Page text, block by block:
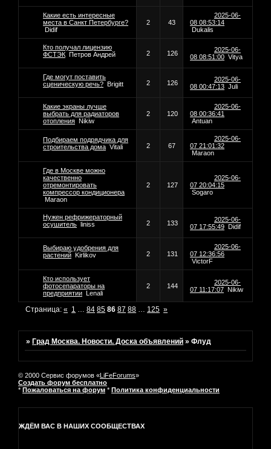
Какие есть интересные
места в Санкт Петербурге?
Didif
2 43
2025-06-
08 08:53:14
Dukalis
Кто получал лицензию
ФСТЭК Петров Андрей 2 126
2025-06-
08 08:51:00 Vitya
Где могут поставить
сценическую речь? Brigitt 2 126
2025-06-
08 00:47:13 Juli
Какие экраны лучше
выбрать для радиаторов
отопления Nikiw
2 120
2025-06-
08 00:36:41
Antuan
Подбираем подрядчика для
строительства дома Vitali 2 67
2025-06-
07 21:01:32
Maraon
Где в Москве можно
качественно
отремонтировать
компрессор кондиционера
Maraon
2 127
2025-06-
07 20:04:15
Sogaro
Нужен рефрижераторный
осушитель liniss 2 133
2025-06-
07 17:55:49 Didif
Выбираю удобрения для
растений Kirlikov 2 131
2025-06-
07 12:36:56
VictorF
Кто использует
фотосепараторы на
предприятии Lenali
2 144
2025-06-
07 11:17:07 Nikiw
Страница:« 1 … 84 85 86 87 88 … 125 »
»Град Москва. Новости. Доска объявлений »Флуд
© 2000 Сервис форумов «LiFeForums»
Создать форум бесплатно
* Пожаловаться на форум * Политика конфиденциальности
ЖДЁМ ВАС В НАШИХ СООБЩЕСТВАХ